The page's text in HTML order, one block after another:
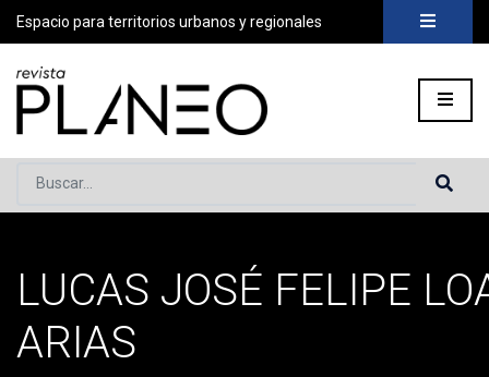
Espacio para territorios urbanos y regionales
Buscar...
Portada»Archivo de Lucas José Felipe Loayza Arias
LUCAS JOSÉ FELIPE
ARIAS